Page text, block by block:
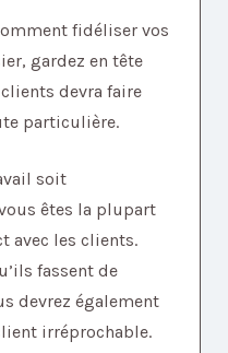
fidéliser vos
gardez en tête
devra faire
particulière.
soit
êtes la plupart
avec les clients.
fassent de
devrez également
irréprochable.